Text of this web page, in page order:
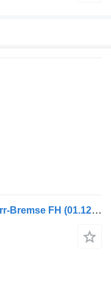
Valve de commande de frein Knorr-Bremse FH (01.12-) K027386 pour camion Volvo FH, FM, FMX-4 series (2013-)